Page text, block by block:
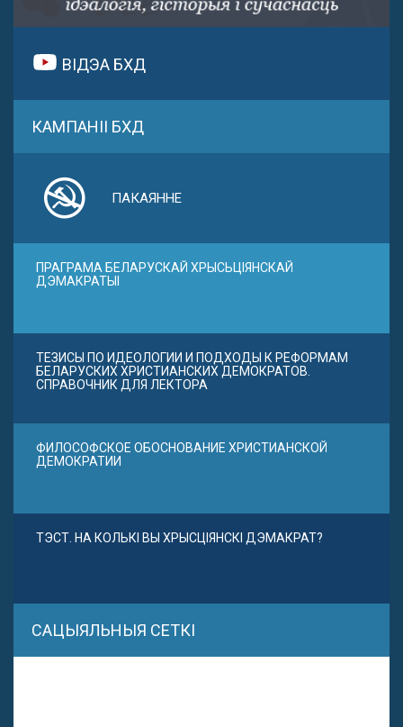
ВІДЭА БХД
КАМПАНІІ БХД
ПАКАЯННЕ
ПРАГРАМА БЕЛАРУСКАЙ ХРЫСЬЦІЯНСКАЙ
ДЭМАКРАТЫІ
ТЕЗИСЫ ПО ИДЕОЛОГИИ И ПОДХОДЫ К РЕФОРМАМ
БЕЛАРУСКИХ ХРИСТИАНСКИХ ДЕМОКРАТОВ.
СПРАВОЧНИК ДЛЯ ЛЕКТОРА
ФИЛОСОФСКОЕ ОБОСНОВАНИЕ ХРИСТИАНСКОЙ
ДЕМОКРАТИИ
ТЭСТ. НА КОЛЬКІ ВЫ ХРЫСЦІЯНСКІ ДЭМАКРАТ?
САЦЫЯЛЬНЫЯ СЕТКІ